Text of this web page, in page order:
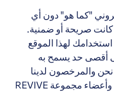
"كما هو" دون أي
صريحة أو ضمنية.
لهذا الموقع
حد يسمح به
والمرخصون لدينا
والراعي (الرعاة الماليون) وأعضاء مجموعة REVIVE